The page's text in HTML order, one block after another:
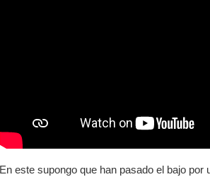
En este supongo que han pasado el bajo